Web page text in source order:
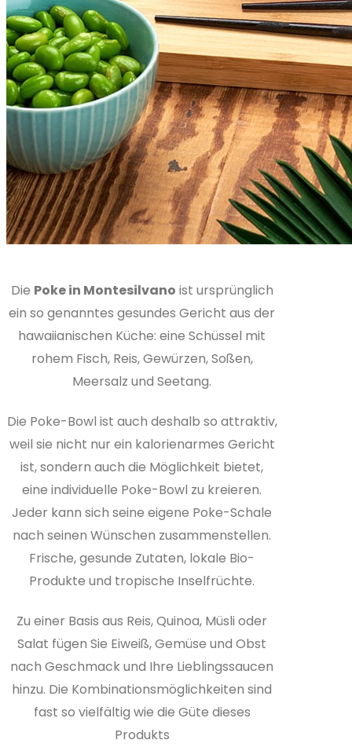
Die Poke in Montesilvano ist ursprünglich
ein so genanntes gesundes Gericht aus der
hawaiianischen Küche: eine Schüssel mit
rohem Fisch, Reis, Gewürzen, Soßen,
Meersalz und Seetang.
Die Poke-Bowl ist auch deshalb so attraktiv,
weil sie nicht nur ein kalorienarmes Gericht
ist, sondern auch die Möglichkeit bietet,
eine individuelle Poke-Bowl zu kreieren.
Jeder kann sich seine eigene Poke-Schale
nach seinen Wünschen zusammenstellen.
Frische, gesunde Zutaten, lokale Bio-
Produkte und tropische Inselfrüchte.
Zu einer Basis aus Reis, Quinoa, Müsli oder
Salat fügen Sie Eiweiß, Gemüse und Obst
nach Geschmack und Ihre Lieblingssaucen
hinzu. Die Kombinationsmöglichkeiten sind
fast so vielfältig wie die Güte dieses
Produkts